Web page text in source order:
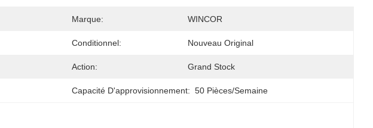
Marque: WINCOR
Conditionnel: Nouveau Original
Action: Grand Stock
Capacité D'approvisionnement: 50 Pièces/semaine